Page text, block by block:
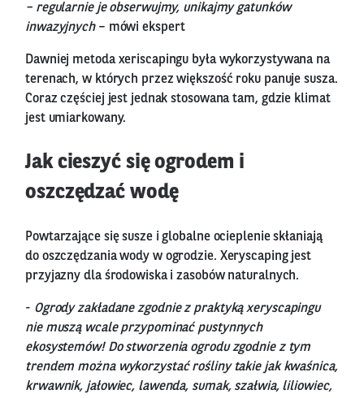
– regularnie je obserwujmy, unikajmy gatunków
inwazyjnych– mówi ekspert
Dawniej metoda xeriscapingu była wykorzystywana na
terenach, w których przez większość roku panuje susza.
Coraz częściej jest jednak stosowana tam, gdzie klimat
jest umiarkowany.
Jak cieszyć się ogrodem i
oszczędzać wodę
Powtarzające się susze i globalne ocieplenie skłaniają
do oszczędzania wody w ogrodzie. Xeryscaping jest
przyjazny dla środowiska i zasobów naturalnych.
- Ogrody zakładane zgodnie z praktyką xeryscapingu
nie muszą wcale przypominać pustynnych
ekosystemów! Do stworzenia ogrodu zgodnie z tym
trendem można wykorzystać rośliny takie jak kwaśnica,
krwawnik, jałowiec, lawenda, sumak, szałwia, liliowiec,